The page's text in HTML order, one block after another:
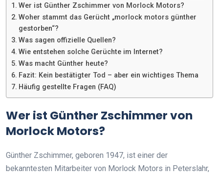
Wer ist Günther Zschimmer von Morlock Motors?
Woher stammt das Gerücht „morlock motors günther
gestorben“?
Was sagen offizielle Quellen?
Wie entstehen solche Gerüchte im Internet?
Was macht Günther heute?
Fazit: Kein bestätigter Tod – aber ein wichtiges Thema
Häufig gestellte Fragen (FAQ)
Wer ist Günther Zschimmer von
Morlock Motors?
Günther Zschimmer, geboren 1947, ist einer der
bekanntesten Mitarbeiter von Morlock Motors in Peterslahr,